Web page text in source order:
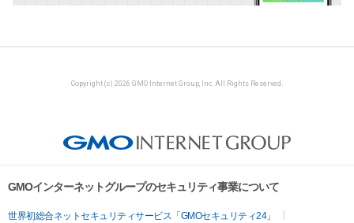
Copyright (c) 2026 GMO Internet Group, Inc. All Rights Reserved.
GMOインターネットグループのセキュリティ事業について
世界初総合ネットセキュリティサービス「GMOセキュリティ24」